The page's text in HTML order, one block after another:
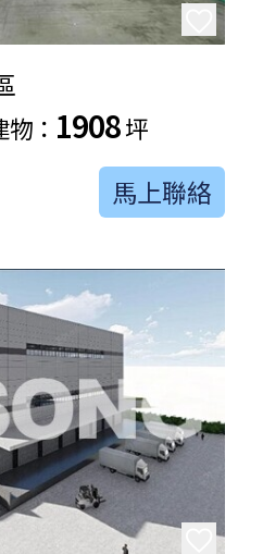
物： 1908坪
馬上聯絡